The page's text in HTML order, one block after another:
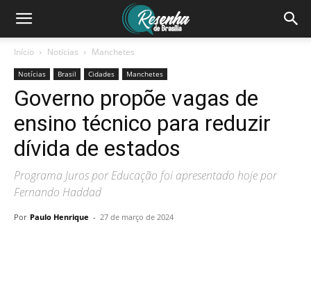
Início Notícias Manchetes
Notícias Brasil Cidades Manchetes
Governo propõe vagas de
ensino técnico para reduzir
dívida de estados
Programa Juros por Educação foi apresentado hoje por
Fernando Haddad
Por Paulo Henrique - 27 de março de 2024